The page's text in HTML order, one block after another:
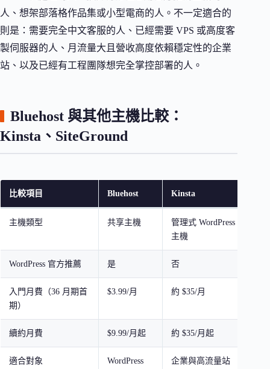
人、想架部落格作品集或小型電商的人。不一定適合的
則是：需要完全中文客服的人、已經需要 VPS 或高度客
製伺服器的人、月流量大且營收高度依賴穩定性的企業
站、以及已經有工程團隊想完全掌控部署的人。
Bluehost 與其他主機比較：
Kinsta、SiteGround
比較項目 Bluehost Kinsta
主機類型 共享主機
管理式 WordPress
主機
WordPress 官方推薦 是 否
入門月費（36 月期首
期）
$3.99/月 約 $35/月
續約月費 $9.99/月起 約 $35/月起
適合對象 WordPress 企業與高流量站